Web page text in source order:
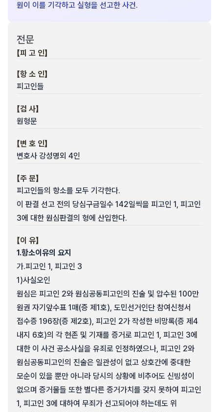
원이 이를 기각하고 실형을 선고한 사건.
전문
【피 고 인】
【항 소 인】
피고인들
【검 사】
원형문
【변 호 인】
변호사 강성명외 4인
【주 문】
피고인들의 항소를 모두 기각한다.
이 판결 선고 전의 당심구금일수 142일씩을 피고인 1, 피고인
3에 대한 원심판결의 형에 산입한다.
【이 유】
1.항소이유의 요지
가.피고인 1, 피고인 3
1)사실오인
원심은 피고인 2와 원심공동피고인의 진술 및 압수된 100만
원권 자기앞수표 1매(증 제1호), 도민선거인단 참여신청서
접수증 196장(증 제2호), 피고인 2가 작성한 비망록(증 제4
내지 6호)의 각 현존 및 기재를 증거로 피고인 1, 피고인 3에
대한 이 사건 공소사실을 유죄로 인정하였으나, 피고인 2와
원심공동피고인의 진술은 일관성이 없고 상호간에 중대한
모순이 있을 뿐만 아니라 당시의 상황에 비추어도 신빙성이
없으며 증거물들 또한 별다른 증거가치를 갖지 못하여 피고인
1, 피고인 3에 대하여 무죄가 선고되어야 하는데도 위